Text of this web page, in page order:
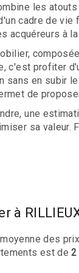
les
cadre de vie
acquéreurs à
c'est profiter
sans en subir
de
une
sa
à
des
est de2